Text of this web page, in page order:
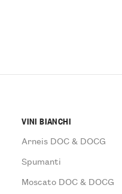
VINI BIANCHI
Arneis DOC & DOCG
Spumanti
Moscato DOC & DOCG